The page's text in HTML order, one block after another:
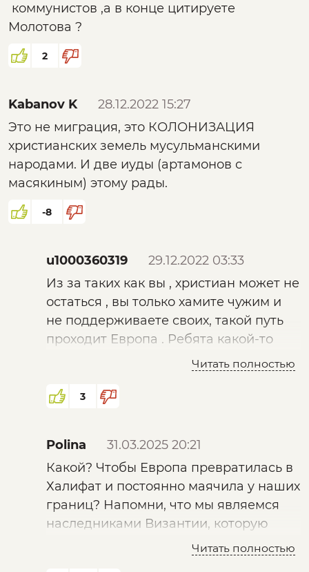
коммунистов ,а в конце цитируете
Молотова ?
2
Kabanov K
28.12.2022 15:27
Это не миграция, это КОЛОНИЗАЦИЯ
христианских земель мусульманскими
народами. И две иуды (артамонов с
масякиным) этому рады.
-8
u1000360319
29.12.2022 03:33
Из за таких как вы , христиан может не
остаться , вы только хамите чужим и
не поддерживаете своих, такой путь
проходит Европа . Ребята какой-то
путь спасения России предлагают а
Читать полностью
3
Polina
31.03.2025 20:21
Какой? Чтобы Европа превратилась в
Халифат и постоянно маячила у наших
границ? Напомни, что мы являемся
наследниками Византии, которую
арабы хотели завоевать))) А.И. Фурсов
Читать полностью